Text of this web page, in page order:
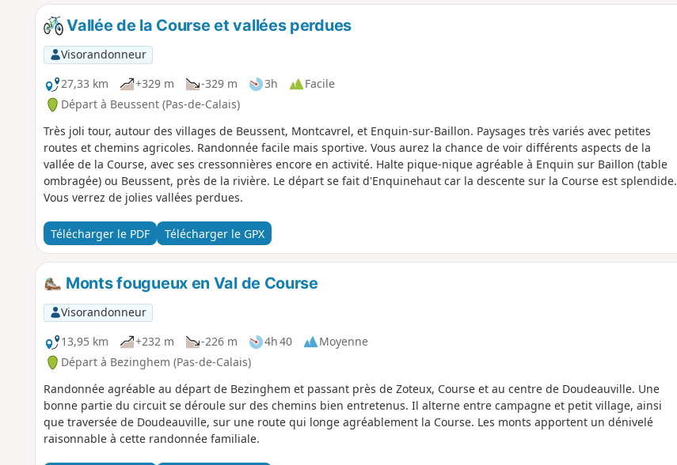
Vallée de la Course et vallées perdues
Visorandonneur
27,33 km
+329 m -329 m 3h
Facile
Départ à Beussent (Pas-de-Calais)
Très joli tour, autour des villages de Beussent, Montcavrel, et Enquin-sur-Baillon. Paysages très variés avec petites
routes et chemins agricoles. Randonnée facile mais sportive. Vous aurez la chance de voir différents aspects de la
vallée de la Course, avec ses cressonnières encore en activité. Halte pique-nique agréable à Enquin sur Baillon (table
ombragée) ou Beussent, près de la rivière. Le départ se fait d'Enquinehaut car la descente sur la Course est splendide.
Vous verrez de jolies vallées perdues.
Télécharger le PDF Télécharger le GPX
Monts fougueux en Val de Course
Visorandonneur
13,95 km
+232 m -226 m 4h 40
Moyenne
Départ à Bezinghem (Pas-de-Calais)
Randonnée agréable au départ de Bezinghem et passant près de Zoteux, Course et au centre de Doudeauville. Une
bonne partie du circuit se déroule sur des chemins bien entretenus. Il alterne entre campagne et petit village, ainsi
que traversée de Doudeauville, sur une route qui longe agréablement la Course. Les monts apportent un dénivelé
raisonnable à cette randonnée familiale.